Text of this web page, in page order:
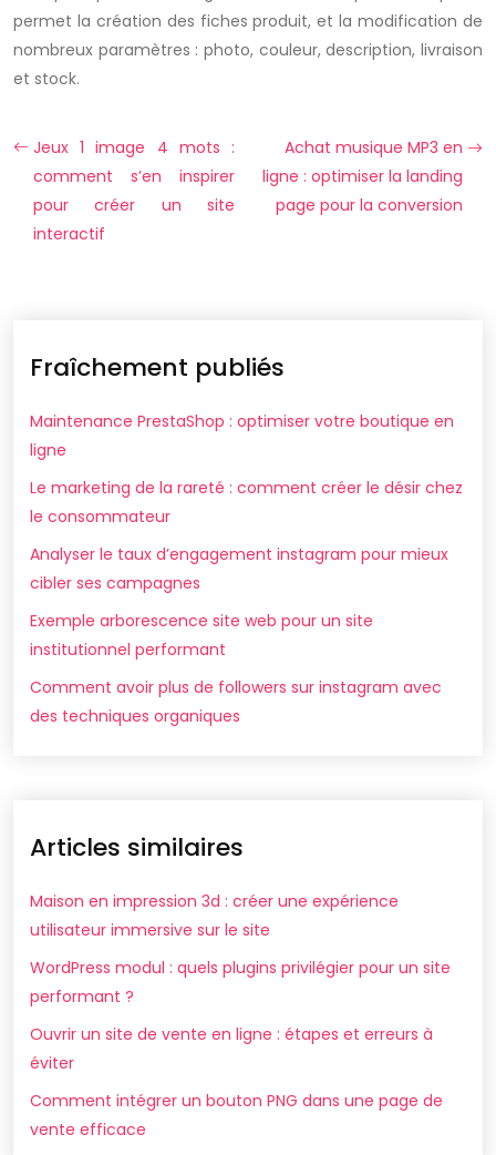
permet la création des fiches produit, et la modification de
nombreux paramètres : photo, couleur, description, livraison
et stock.
Jeux 1 image 4 mots :
comment s’en inspirer
pour créer un site
interactif
Achat musique MP3 en
ligne : optimiser la landing
page pour la conversion
Fraîchement publiés
Maintenance PrestaShop : optimiser votre boutique en
ligne
Le marketing de la rareté : comment créer le désir chez
le consommateur
Analyser le taux d’engagement instagram pour mieux
cibler ses campagnes
Exemple arborescence site web pour un site
institutionnel performant
Comment avoir plus de followers sur instagram avec
des techniques organiques
Articles similaires
Maison en impression 3d : créer une expérience
utilisateur immersive sur le site
WordPress modul : quels plugins privilégier pour un site
performant ?
Ouvrir un site de vente en ligne : étapes et erreurs à
éviter
Comment intégrer un bouton PNG dans une page de
vente efficace